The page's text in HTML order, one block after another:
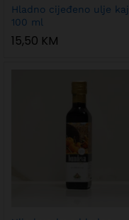
Hladno cijeđeno ulje
100 ml
15,50 KM